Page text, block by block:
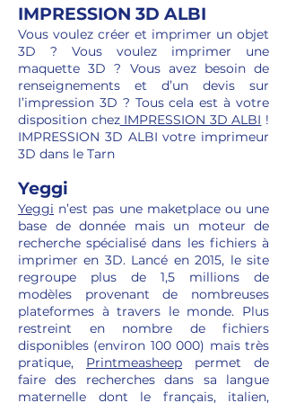
IMPRESSION 3D ALBI
Vous voulez créer et imprimer un objet
3D ? Vous voulez imprimer une
maquette 3D ? Vous avez besoin de
renseignements et d’un devis sur
l’impression 3D ? Tous cela est à votre
disposition chezIMPRESSION 3D ALBI !
IMPRESSION 3D ALBI votre imprimeur
3D dans le Tarn
Yeggi
Yeggi n’est pas une maketplace ou une
base de donnée mais un moteur de
recherche spécialisé dans les fichiers à
imprimer en 3D. Lancé en 2015, le site
regroupe plus de 1,5 millions de
modèles provenant de nombreuses
plateformes à travers le monde. Plus
restreint en nombre de fichiers
disponibles (environ 100 000) mais très
pratique, Printmeasheep permet de
faire des recherches dans sa langue
maternelle dont le français, italien,